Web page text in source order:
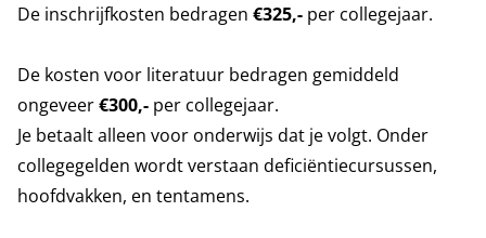
De inschrijfkosten bedragen €325,- per collegejaar.
De kosten voor literatuur bedragen gemiddeld
ongeveer€300,- per collegejaar.
Je betaalt alleen voor onderwijs dat je volgt. Onder
collegegelden wordt verstaan deficiëntiecursussen,
hoofdvakken, en tentamens.